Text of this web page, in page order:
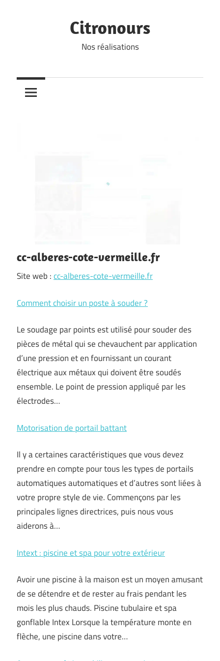
Citronours
Nos réalisations
cc-alberes-cote-vermeille.fr
Site web :cc-alberes-cote-vermeille.fr
Comment choisir un poste à souder ?
Le soudage par points est utilisé pour souder des
pièces de métal qui se chevauchent par application
d’une pression et en fournissant un courant
électrique aux métaux qui doivent être soudés
ensemble. Le point de pression appliqué par les
électrodes…
Motorisation de portail battant
Il y a certaines caractéristiques que vous devez
prendre en compte pour tous les types de portails
automatiques automatiques et d’autres sont liées à
votre propre style de vie. Commençons par les
principales lignes directrices, puis nous vous
aiderons à…
Intext : piscine et spa pour votre extérieur
Avoir une piscine à la maison est un moyen amusant
de se détendre et de rester au frais pendant les
mois les plus chauds. Piscine tubulaire et spa
gonflable Intex Lorsque la température monte en
flèche, une piscine dans votre…